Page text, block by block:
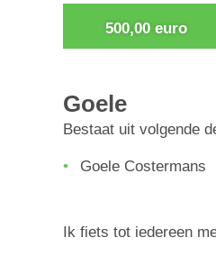
500,00 euro
Goele
Bestaat uit volgende
Goele Costermans
Ik fiets tot iedereen